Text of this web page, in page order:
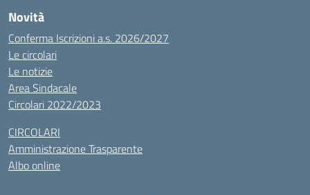
Novità
Conferma Iscrizioni a.s. 2026/2027
Le circolari
Le notizie
Area Sindacale
Circolari 2022/2023
CIRCOLARI
Amministrazione Trasparente
Albo online